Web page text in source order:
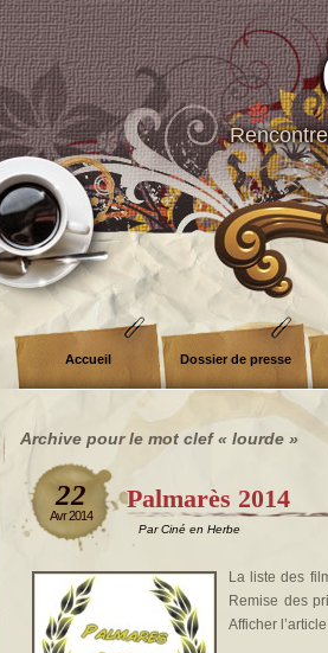
Accueil Dossier de presse
Archive pour le mot clef « lourde »
22
Avr 2014
Palmarès 2014
Par Ciné en Herbe
La liste des
Remise des
Afficher